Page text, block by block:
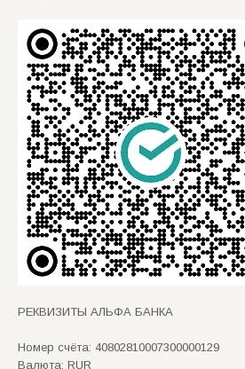
РЕКВИЗИТЫ АЛЬФА БАНКА
Номер счёта: 40802810007300000129
Валюта: RUR